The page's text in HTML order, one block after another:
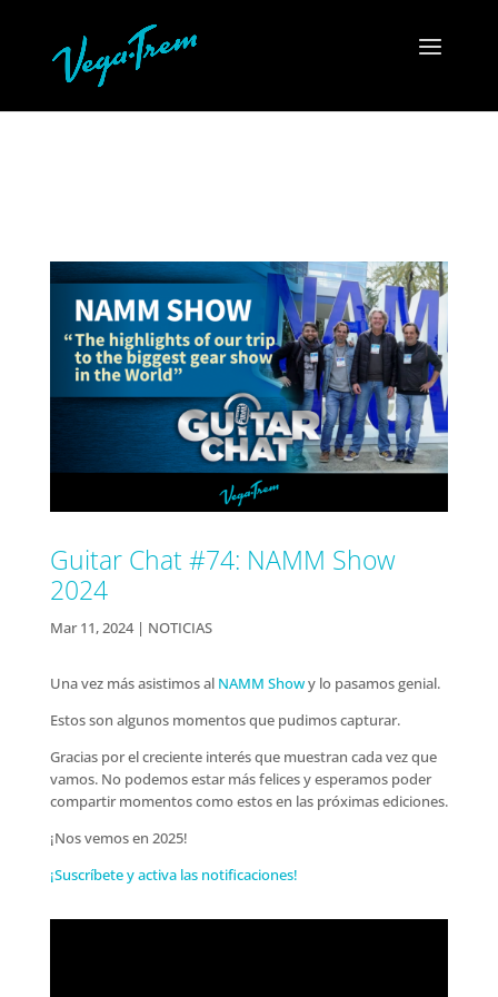
Guitar Chat #74: NAMM Show
2024
Mar 11, 2024| NOTICIAS
Una vez más asistimos al NAMM Showy lo pasamos genial.
Estos son algunos momentos que pudimos capturar.
Gracias por el creciente interés que muestran cada vez que
vamos. No podemos estar más felices y esperamos poder
compartir momentos como estos en las próximas ediciones.
¡Nos vemos en 2025!
¡Suscríbete y activa las notificaciones!